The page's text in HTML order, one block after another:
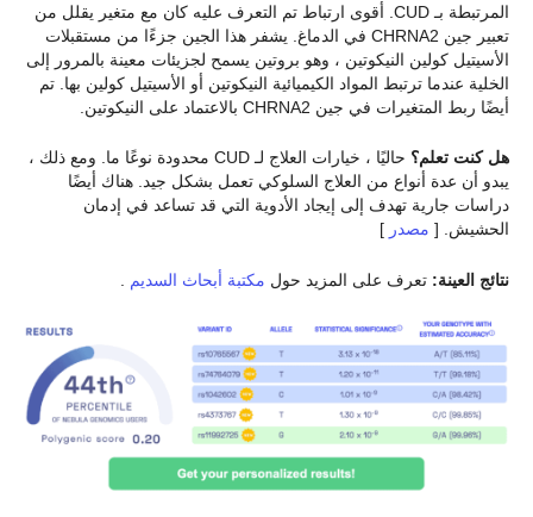
المرتبطة بـ CUD. أقوى ارتباط تم التعرف عليه كان مع متغير يقلل من
تعبير جين CHRNA2 في الدماغ. يشفر هذا الجين جزءًا من مستقبلات
الأسيتيل كولين النيكوتين ، وهو بروتين يسمح لجزيئات معينة بالمرور إلى
الخلية عندما ترتبط المواد الكيميائية النيكوتين أو الأسيتيل كولين بها. تم
أيضًا ربط المتغيرات في جين CHRNA2 بالاعتماد على النيكوتين.
هل كنت تعلم؟
حاليًا ، خيارات العلاج لـ CUD محدودة نوعًا ما. ومع ذلك ،
يبدو أن عدة أنواع من العلاج السلوكي تعمل بشكل جيد. هناك أيضًا
دراسات جارية تهدف إلى إيجاد الأدوية التي قد تساعد في إدمان
الحشيش. [ مصدر ]
نتائج العينة: تعرف على المزيد حول مكتبة أبحاث السديم